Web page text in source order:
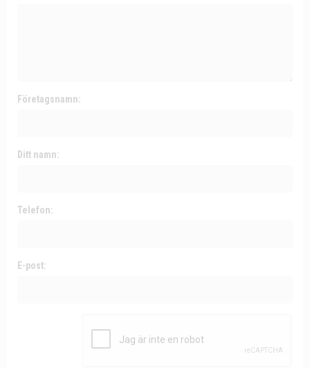
Företagsnamn:
Ditt namn:
Telefon:
E-post: